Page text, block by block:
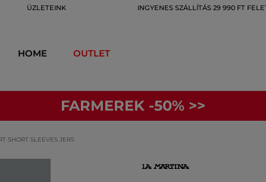
ÜZLETEINK INGYENES SZÁLLÍTÁS 29 990 FT
HOME OUTLET
FARMEREK -50% >>
SHORT SLEEVES JERS